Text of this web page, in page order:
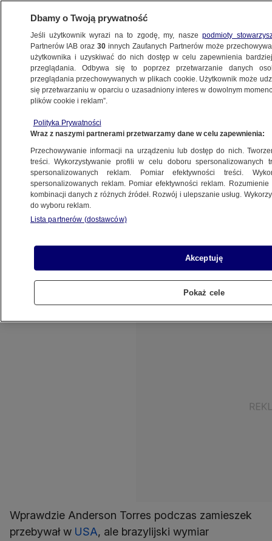
ŚWIAT
ministra sprawiedliwości
15.01.2023, 08:31
Udostępnij
Brazylijska policja zatrzymała w sobotę na
byłego prezydenta Jaira Bolsonaro. Zarzuca mu
się zaniedbania, które miały doprowadzić do
zeszłotygodniowego szturmu na urzędy
Wprawdzie Anderson Torres podczas zamieszek
przebywał w USA, ale brazylijski wymiar
Dbamy o Twoją prywatność
Jeśli użytkownik wyrazi na to zgodę, my, naszepodmioty
Partnerów IAB oraz30 innych Zaufanych Partnerów może
użytkownika i uzyskiwać do nich dostęp w celu zapewnienia
przeglądania. Odbywa się to poprzez przetwarzanie danych
przeglądania przechowywanych w plikach cookie. Użytkownik może
się przetwarzaniu w oparciu o uzasadniony interes w dowolnym
plików cookie i reklam”.
Polityka Prywatności
Wraz z naszymi partnerami przetwarzamy dane w celu zapewnienia:
Przechowywanie informacji na urządzeniu lub dostęp do nich.
treści. Wykorzystywanie profili w celu doboru spersonalizowanych
spersonalizowanych reklam. Pomiar efektywności treści.
spersonalizowanych reklam. Pomiar efektywności reklam.
kombinacji danych z różnych źródeł. Rozwój i ulepszanie usług.
do wyboru reklam.
Lista partnerów (dostawców)
Akceptuję
Pokaż cele